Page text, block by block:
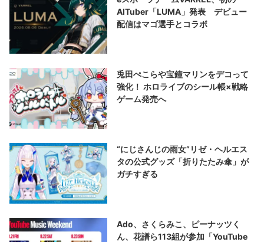
AITuber「LUMA」発表 デビュー
配信はマゴ選手とコラボ
兎田ぺこらや宝鐘マリンをデコって
強化！ ホロライブのシール帳×戦略
ゲーム発売へ
“にじさんじの雨女”リゼ・ヘルエス
タの公式グッズ「折りたたみ傘」が
ガチすぎる
Ado、さくらみこ、ピーナッツく
ん、花譜ら113組が参加「YouTube